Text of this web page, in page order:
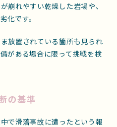
崩れやすい乾燥した岩場や、
化です。
放置されている箇所も見られ
がある場合に限って挑戦を検
の基準
で滑落事故に遭ったという報